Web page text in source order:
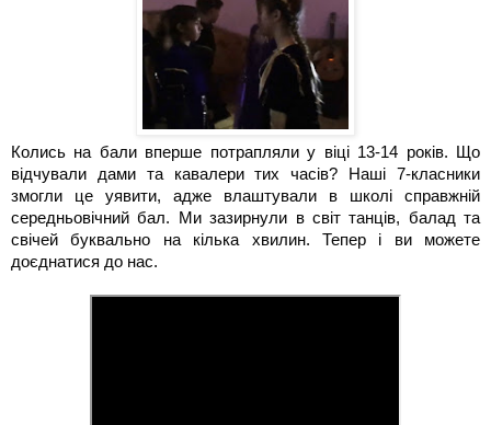
Колись на бали вперше потрапляли у віці 13-14 років. Що
відчували дами та кавалери тих часів? Наші 7-класники
змогли це уявити, адже влаштували в школі справжній
середньовічний бал. Ми зазирнули в світ танців, балад та
свічей буквально на кілька хвилин. Тепер і ви можете
доєднатися до нас.